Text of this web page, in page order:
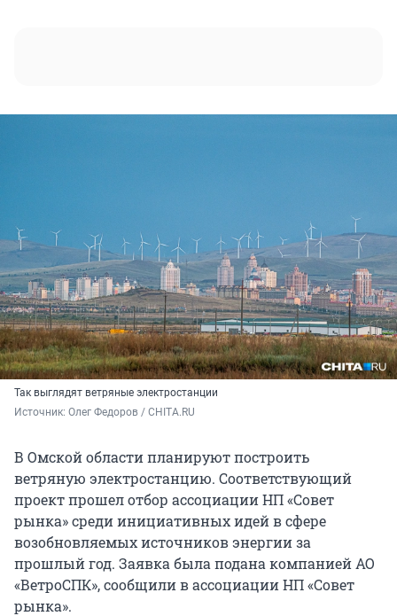
Так выглядят ветряные электростанции
Источник: Олег Федоров / CHITA.RU
В Омской области планируют построить
ветряную электростанцию. Соответствующий
проект прошел отбор ассоциации НП «Совет
рынка» среди инициативных идей в сфере
возобновляемых источников энергии за
прошлый год. Заявка была подана компанией АО
«ВетроСПК», сообщили в ассоциации НП «Совет
рынка».